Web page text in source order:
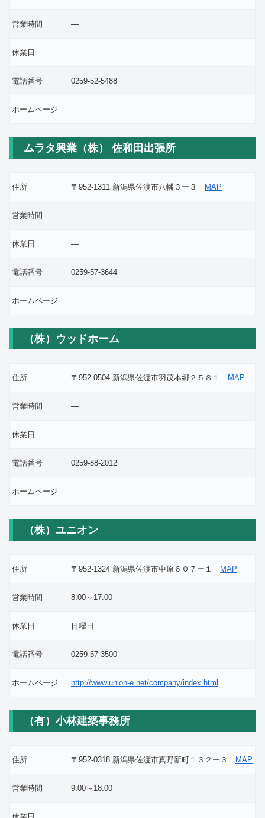
営業時間 ―
休業日 ―
電話番号 0259-52-5488
ホームページ ―
ムラタ興業（株） 佐和田出張所
住所 〒952-1311 新潟県佐渡市八幡３ー３ MAP
営業時間 ―
休業日 ―
電話番号 0259-57-3644
ホームページ ―
（株）ウッドホーム
住所 〒952-0504 新潟県佐渡市羽茂本郷２５８１ MAP
営業時間 ―
休業日 ―
電話番号 0259-88-2012
ホームページ ―
（株）ユニオン
住所 〒952-1324 新潟県佐渡市中原６０７ー１ MAP
営業時間 8:00～17:00
休業日 日曜日
電話番号 0259-57-3500
ホームページ http://www.union-e.net/company/index.html
（有）小林建築事務所
住所 〒952-0318 新潟県佐渡市真野新町１３２ー３ MAP
営業時間 9:00～18:00